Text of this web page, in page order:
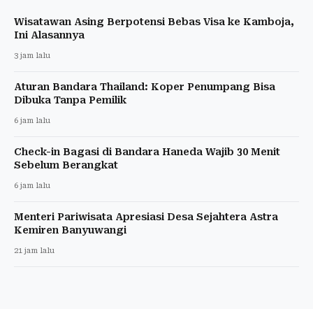
Wisatawan Asing Berpotensi Bebas Visa ke Kamboja,
Ini Alasannya
3 jam lalu
Aturan Bandara Thailand: Koper Penumpang Bisa
Dibuka Tanpa Pemilik
6 jam lalu
Check-in Bagasi di Bandara Haneda Wajib 30 Menit
Sebelum Berangkat
6 jam lalu
Menteri Pariwisata Apresiasi Desa Sejahtera Astra
Kemiren Banyuwangi
21 jam lalu